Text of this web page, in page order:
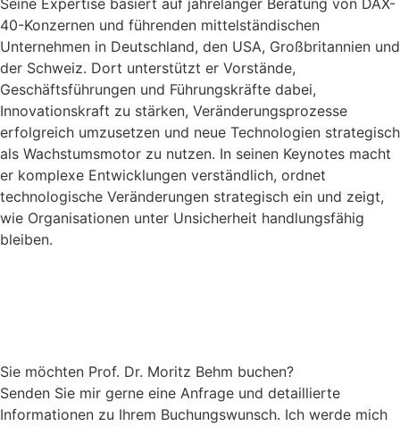
40-Konzernen und führenden mittelständischen
Unternehmen in Deutschland, den USA, Großbritannien und
der Schweiz. Dort unterstützt er Vorstände,
Geschäftsführungen und Führungskräfte dabei,
Innovationskraft zu stärken, Veränderungsprozesse
erfolgreich umzusetzen und neue Technologien strategisch
als Wachstumsmotor zu nutzen. In seinen Keynotes macht
er komplexe Entwicklungen verständlich, ordnet
technologische Veränderungen strategisch ein und zeigt,
wie Organisationen unter Unsicherheit handlungsfähig
bleiben.
Sie möchten Prof. Dr. Moritz Behm buchen?
Senden Sie mir gerne eine Anfrage und detaillierte
Informationen zu Ihrem Buchungswunsch. Ich werde mich